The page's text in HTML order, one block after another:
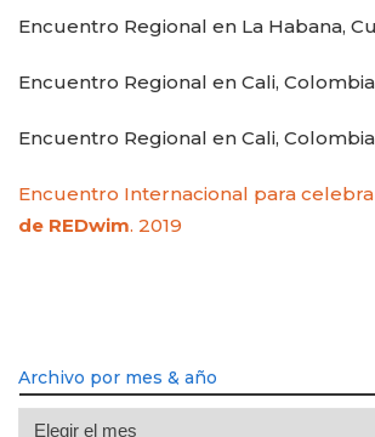
Encuentro Regional en La Habana,
Encuentro Regional en Cali,
Encuentro Regional en Cali,
Encuentro Internacional para
de REDwim. 2019
Archivo por mes & año
Archivo